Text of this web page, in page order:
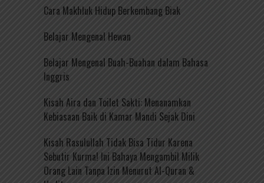
Cara Makhluk Hidup Berkembang Biak
Belajar Mengenal Hewan
Belajar Mengenal Buah-Buahan dalam Bahasa
Inggris
Kisah Aira dan Toilet Sakti: Menanamkan
Kebiasaan Baik di Kamar Mandi Sejak Dini
Kisah Rasulullah Tidak Bisa Tidur Karena
Sebutir Kurma! Ini Bahaya Mengambil Milik
Orang Lain Tanpa Izin Menurut Al-Quran &